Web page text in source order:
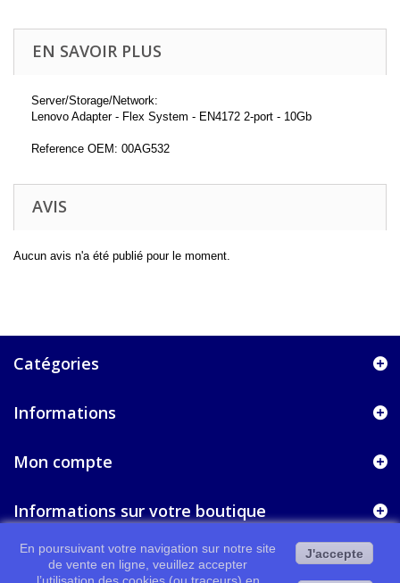
EN SAVOIR PLUS
Server/Storage/Network:
Lenovo Adapter - Flex System - EN4172 2-port - 10Gb
Reference OEM: 00AG532
AVIS
Aucun avis n'a été publié pour le moment.
Catégories
Informations
Mon compte
Informations sur votre boutique
En poursuivant votre navigation sur notre site
de vente en ligne, veuillez accepter
J'accepte